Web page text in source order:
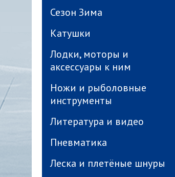
Сезон Зима
Катушки
Лодки, моторы и
аксессуары к ним
Ножи и рыболовные
инструменты
Литература и видео
Пневматика
Леска и плетёные шнуры